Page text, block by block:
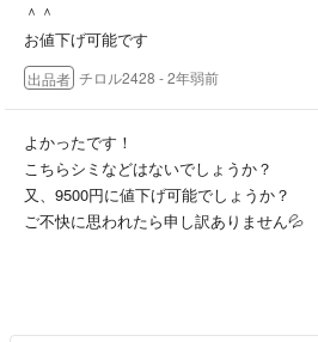
＾＾
お値下げ可能です
出品者 チロル2428 - 2年弱前
よかったです！
こちらシミなどはないでしょうか？
又、9500円に値下げ可能でしょうか？
ご不快に思われたら申し訳ありません💦